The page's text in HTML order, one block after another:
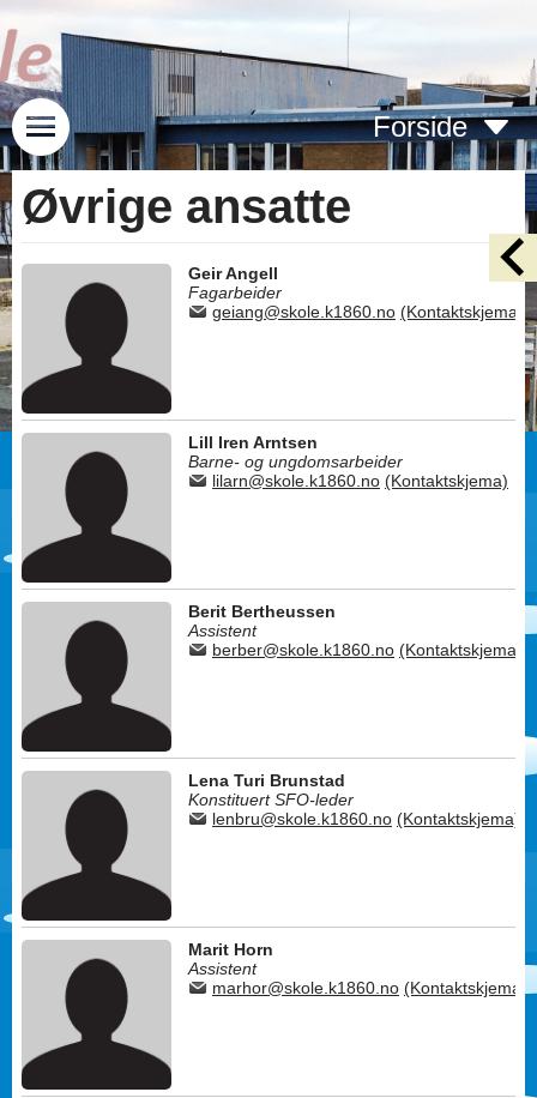
Forside
Øvrige ansatte
Geir Angell
Fagarbeider
geiang@skole.k1860.no (Kontaktskjema)
Lill Iren Arntsen
Barne- og ungdomsarbeider
lilarn@skole.k1860.no (Kontaktskjema)
Berit Bertheussen
Assistent
berber@skole.k1860.no (Kontaktskjema)
Lena Turi Brunstad
Konstituert SFO-leder
lenbru@skole.k1860.no (Kontaktskjema)
Marit Horn
Assistent
marhor@skole.k1860.no (Kontaktskjema)